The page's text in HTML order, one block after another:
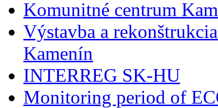
Komunitné centrum
Výstavba a
Kamenín
INTERREG SK-HU
Monitoring period of